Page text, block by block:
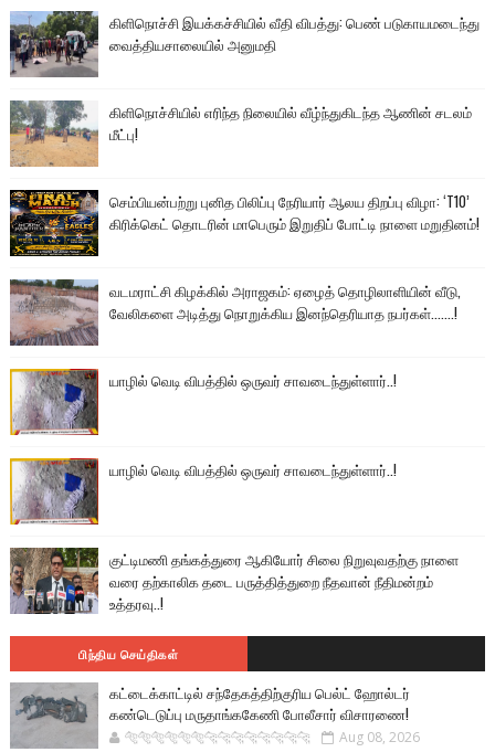
கிளிநொச்சி இயக்கச்சியில் வீதி விபத்து: பெண் படுகாயமடைந்து
வைத்தியசாலையில் அனுமதி
கிளிநொச்சியில் எரிந்த நிலையில் வீழ்ந்துகிடந்த ஆணின் சடலம்
மீட்பு!
செம்பியன்பற்று புனித பிலிப்பு நேரியார் ஆலய திறப்பு விழா: ‘T10’
கிரிக்கெட் தொடரின் மாபெரும் இறுதிப் போட்டி நாளை மறுதினம்!
வடமராட்சி கிழக்கில் அராஜகம்: ஏழைத் தொழிலாளியின் வீடு,
வேலிகளை அடித்து நொறுக்கிய இனந்தெரியாத நபர்கள்.......!
யாழில் வெடி விபத்தில் ஒருவர் சாவடைந்துள்ளார்..!
யாழில் வெடி விபத்தில் ஒருவர் சாவடைந்துள்ளார்..!
குட்டிமணி தங்கத்துரை ஆகியோர் சிலை நிறுவுவதற்கு நாளை
வரை தற்காலிக தடை பருத்தித்துறை நீதவான் நீதிமன்றம்
உத்தரவு..!
பிந்திய செய்திகள்
கட்டைக்காட்டில் சந்தேகத்திற்குரிய பெல்ட் ஹோல்டர்
கண்டெடுப்பு மருதாங்ககேணி போலீசார் விசாரணை!
🐅🐅🐅🐅🐅🐅🐆🐆🐆🐆🐆🐆🐆🐆 Aug 08, 2026